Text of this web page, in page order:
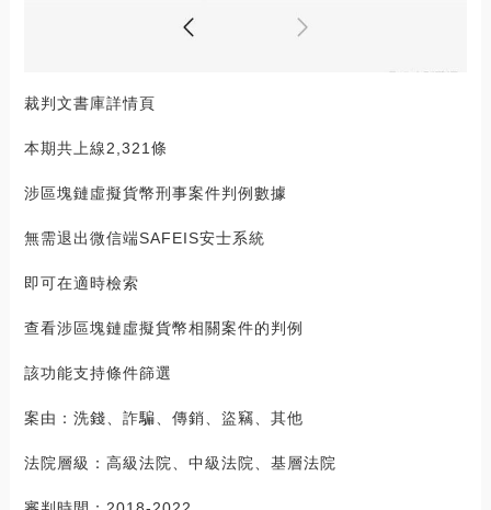
裁判文書庫詳情頁
本期共上線2,321條
涉區塊鏈虛擬貨幣刑事案件判例數據
無需退出微信端SAFEIS安士系統
即可在適時檢索
查看涉區塊鏈虛擬貨幣相關案件的判例
該功能支持條件篩選
案由：洗錢、詐騙、傳銷、盜竊、其他
法院層級：高級法院、中級法院、基層法院